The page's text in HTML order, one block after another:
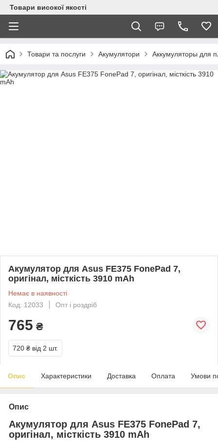
Товари високої якості
Товари та послуги Акумулятори Аккумуляторы для
Акумулятор для Asus FE375 FonePad 7,
оригінал, місткість 3910 mAh
Немає в наявності
Код: 12033
Опт і роздріб
765 ₴
720 ₴ від 2 шт.
Опис Характеристики Доставка Оплата Умови
Опис
Акумулятор для Asus FE375 FonePad 7,
оригінал, місткість 3910 mAh